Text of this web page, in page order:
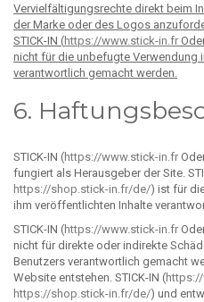
Vervielfältigungsrechte direkt beim
der Marke oder des Logos
STICK-IN (https://www.stick-in.fr
nicht für die unbefugte Verwendung
verantwortlich gemacht werden.
6.
STICK-IN (https://www.stick-in.fr
fungiert als Herausgeber der Site.
https://shop.stick-in.fr/de/) ist für
ihm veröffentlichten Inhalte
STICK-IN (https://www.stick-in.fr
nicht für direkte oder indirekte
Benutzers verantwortlich gemacht
Website entstehen. STICK-IN (
https://shop.stick-in.fr/de/) und